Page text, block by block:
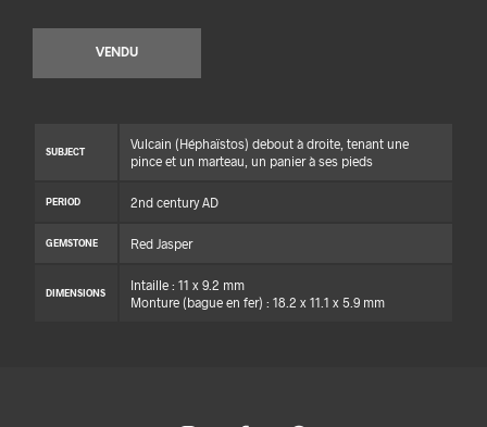
VENDU
SUBJECT
Vulcain (Héphaïstos) debout à droite, tenant une
pince et un marteau, un panier à ses pieds
PERIOD 2nd century AD
GEMSTONE Red Jasper
DIMENSIONS
Intaille : 11 x 9.2 mm
Monture (bague en fer) : 18.2 x 11.1 x 5.9 mm